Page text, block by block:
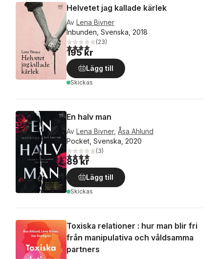
Helvetet jag kallade kärlek
Av Lena Bivner
Inbunden, Svenska, 2018
4,1utav 5 stjärnor. Totalt antal röster:
(23)
195 kr
Lägg till
Skickas
En halv man
Av Lena Bivner, Åsa Ahlund
Pocket, Svenska, 2020
4,0utav 5 stjärnor. Totalt antal röster:
(3)
89 kr
Lägg till
Skickas
Toxiska relationer : hur man blir fri
från manipulativa och våldsamma
partners